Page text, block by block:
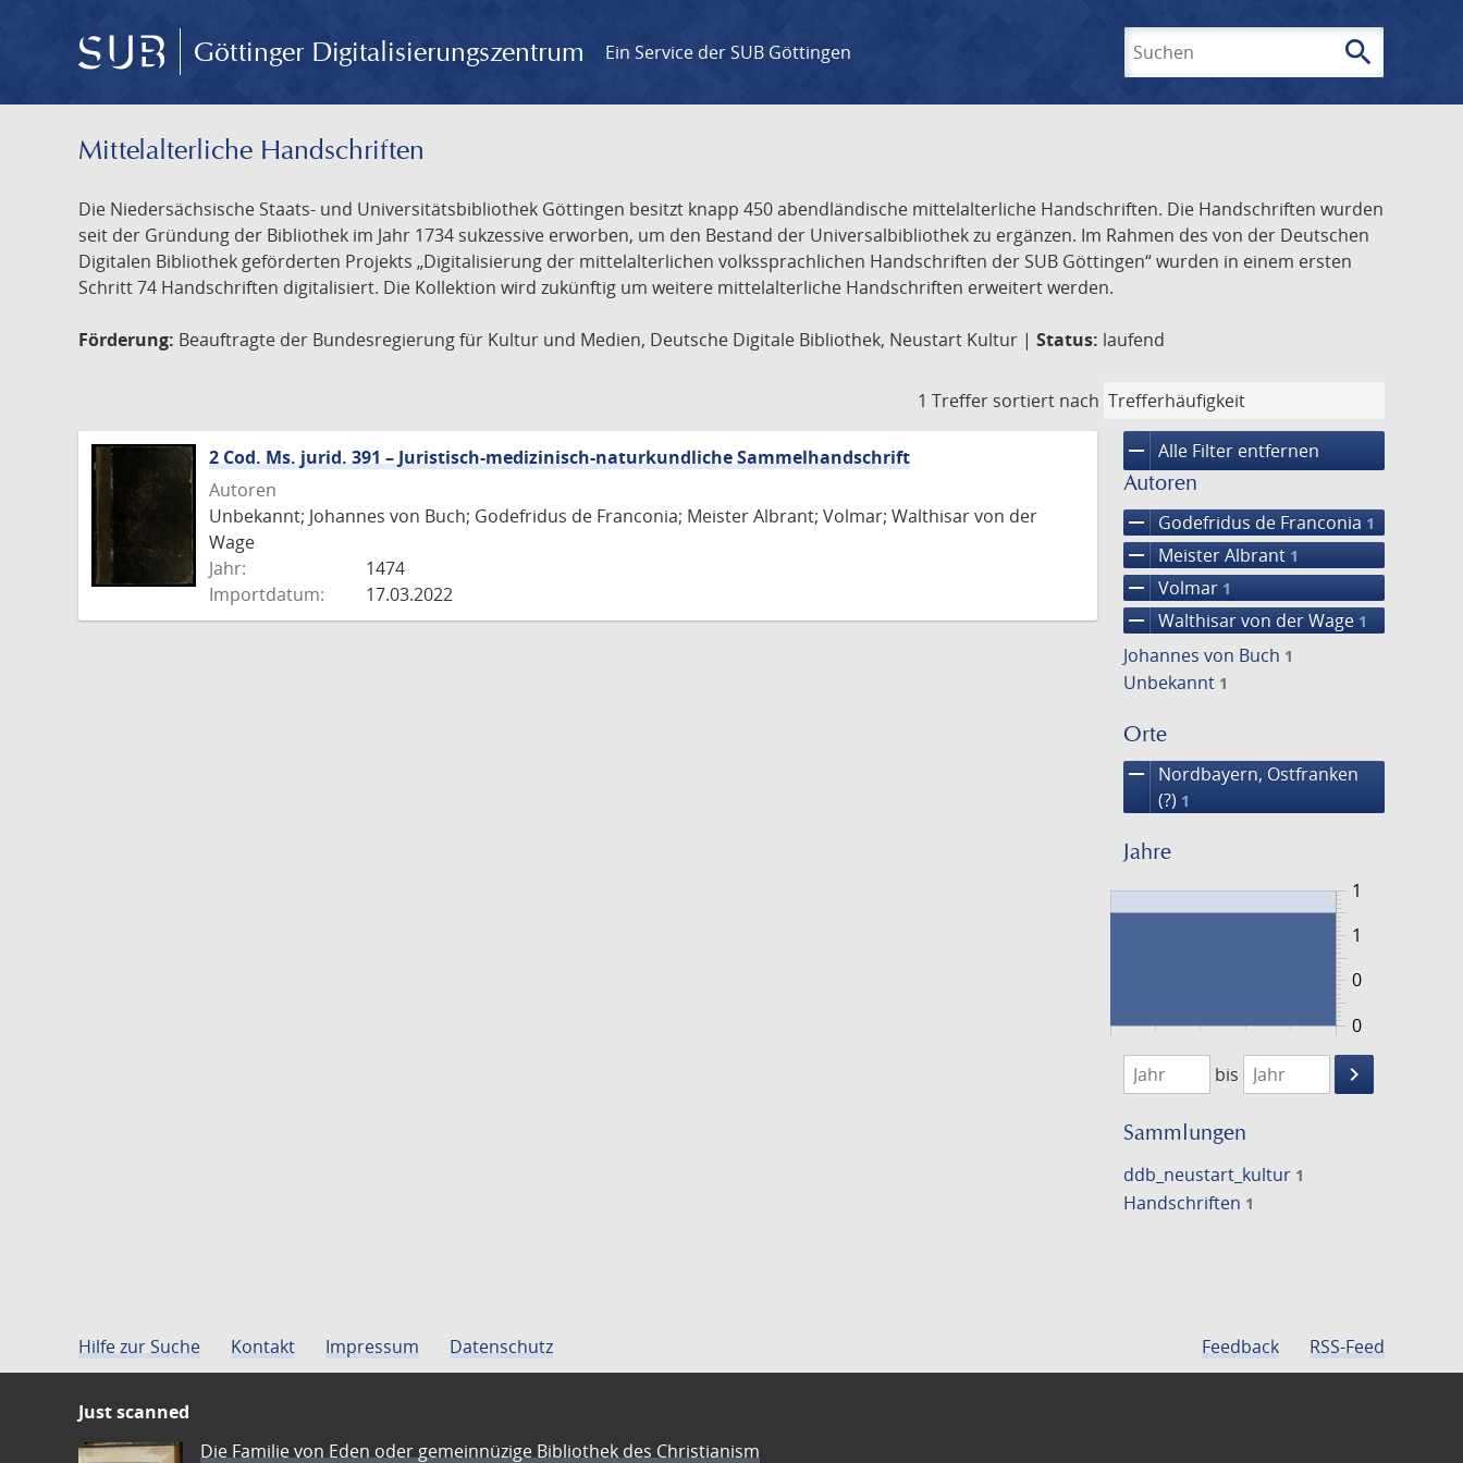
Göttinger Digitalisierungszentrum Ein Service der SUB Göttingen search
Mittelalterliche Handschriften
Die Niedersächsische Staats- und Universitätsbibliothek Göttingen besitzt knapp 450 abendländische mittelalterliche Handschriften. Die Handschriften wurden
seit der Gründung der Bibliothek im Jahr 1734 sukzessive erworben, um den Bestand der Universalbibliothek zu ergänzen. Im Rahmen des von der Deutschen
Digitalen Bibliothek geförderten Projekts „Digitalisierung der mittelalterlichen volkssprachlichen Handschriften der SUB Göttingen“ wurden in einem ersten
Schritt 74 Handschriften digitalisiert. Die Kollektion wird zukünftig um weitere mittelalterliche Handschriften erweitert werden.
Förderung: Beauftragte der Bundesregierung für Kultur und Medien, Deutsche Digitale Bibliothek, Neustart Kultur | Status: laufend
1 Treffer sortiert nach
remove Alle Filter entfernen
Autoren
remove Godefridus de Franconia 1
remove Meister Albrant 1
remove Volmar 1
remove Walthisar von der Wage 1
Johannes von Buch 1
Unbekannt 1
Orte
remove
Nordbayern, Ostfranken
(?) 1
Jahre
0
1
0
1
1474
1475
bis
keyboard_arrow_right
Suche
Sammlungen
ddb_neustart_kultur 1
Handschriften 1
2 Cod. Ms. jurid. 391 – Juristisch-medizinisch-naturkundliche Sammelhandschrift
Autoren
Unbekannt; Johannes von Buch; Godefridus de Franconia; Meister Albrant; Volmar; Walthisar von der
Wage
Jahr:
1474
Importdatum:
17.03.2022
Hilfe zur Suche Kontakt Impressum Datenschutz Feedback RSS-Feed
Just scanned
Die Familie von Eden oder gemeinnüzige Bibliothek des Christianism